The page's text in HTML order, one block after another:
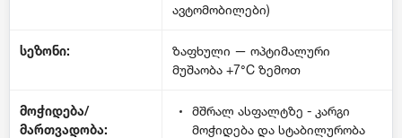
ავტომობილები)
სეზონი:
ზაფხული — ოპტიმალური
მუშაობა +7°C ზემოთ
მოჭიდება/
მართვადობა:
მშრალ ასფალტზე - კარგი
მოჭიდება და სტაბილურობა